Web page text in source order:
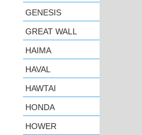
GENESIS
GREAT WALL
HAIMA
HAVAL
HAWTAI
HONDA
HOWER